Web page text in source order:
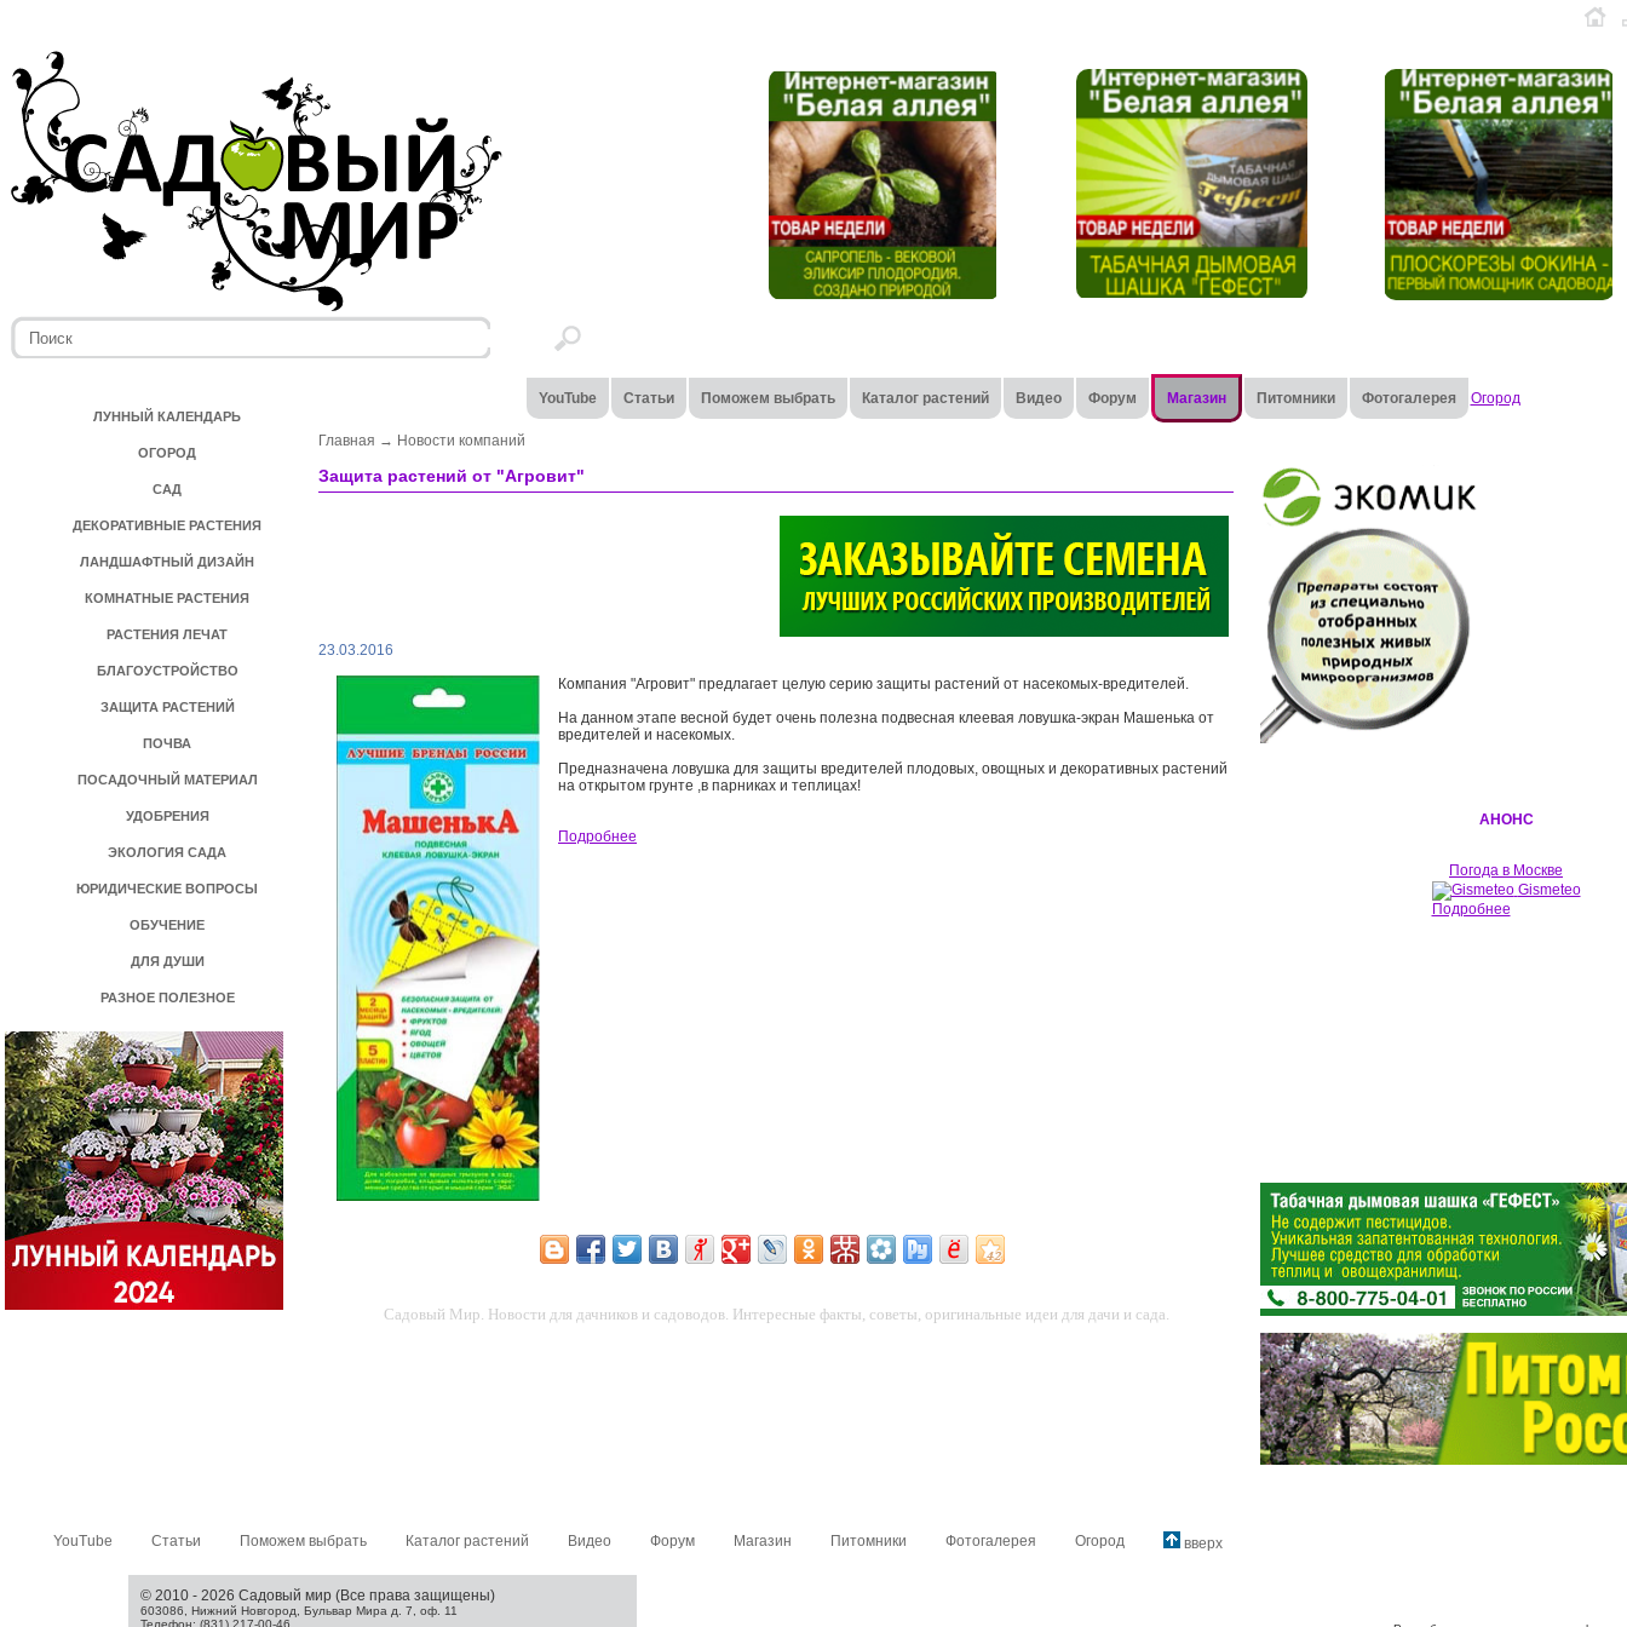
ЛУННЫЙ КАЛЕНДАРЬ
ОГОРОД
САД
ДЕКОРАТИВНЫЕ РАСТЕНИЯ
ЛАНДШАФТНЫЙ ДИЗАЙН
КОМНАТНЫЕ РАСТЕНИЯ
РАСТЕНИЯ ЛЕЧАТ
БЛАГОУСТРОЙСТВО
ЗАЩИТА РАСТЕНИЙ
ПОЧВА
ПОСАДОЧНЫЙ МАТЕРИАЛ
УДОБРЕНИЯ
ЭКОЛОГИЯ САДА
ЮРИДИЧЕСКИЕ ВОПРОСЫ
ОБУЧЕНИЕ
ДЛЯ ДУШИ
РАЗНОЕ ПОЛЕЗНОЕ
YouTube Статьи Поможем выбрать Каталог растений Видео Форум Магазин Питомники Фотогалерея Огород
Главная → Новости компаний
Защита растений от "Агровит"
23.03.2016
Компания "Агровит" предлагает целую серию защиты растений от насекомых-вредителей.
На данном этапе весной будет очень полезна подвесная клеевая ловушка-экран Машенька от
вредителей и насекомых.
Предназначена ловушка для защиты вредителей плодовых, овощных и декоративных растений
на открытом грунте ,в парниках и теплицах!
Подробнее
Садовый Мир. Новости для дачников и садоводов. Интересные факты, советы, оригинальные идеи для дачи и сада.
АНОНС
Погода в Москве
Gismeteo
Подробнее
YouTube Статьи Поможем выбрать Каталог растений Видео Форум Магазин Питомники Фотогалерея Огород вверх
© 2010 - 2026 Садовый мир (Все права защищены)
603086, Нижний Новгород, Бульвар Мира д. 7, оф. 11
Телефон: (831) 217-00-46